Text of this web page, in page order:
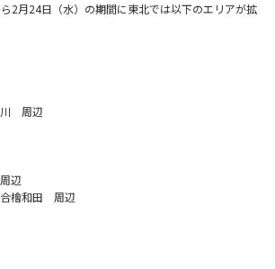
2月24日（水）の期間に東北では以下のエリアが拡
川 周辺
辺
合檜和田 周辺